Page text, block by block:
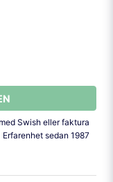
Swish eller faktura
Erfarenhet sedan 1987